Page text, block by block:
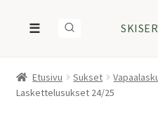
☰
Etusivu Sukset
Laskettelusukset 24/25